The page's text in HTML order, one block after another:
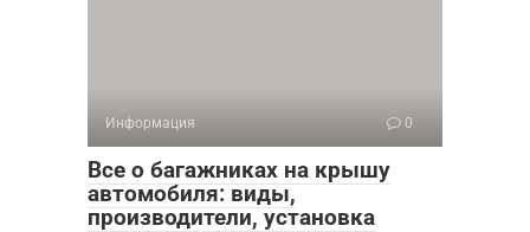
Информация 0
Все о багажниках на крышу
автомобиля: виды,
производители, установка